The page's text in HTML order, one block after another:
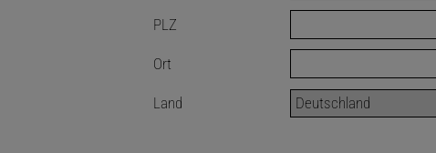
PLZ
Ort
Land